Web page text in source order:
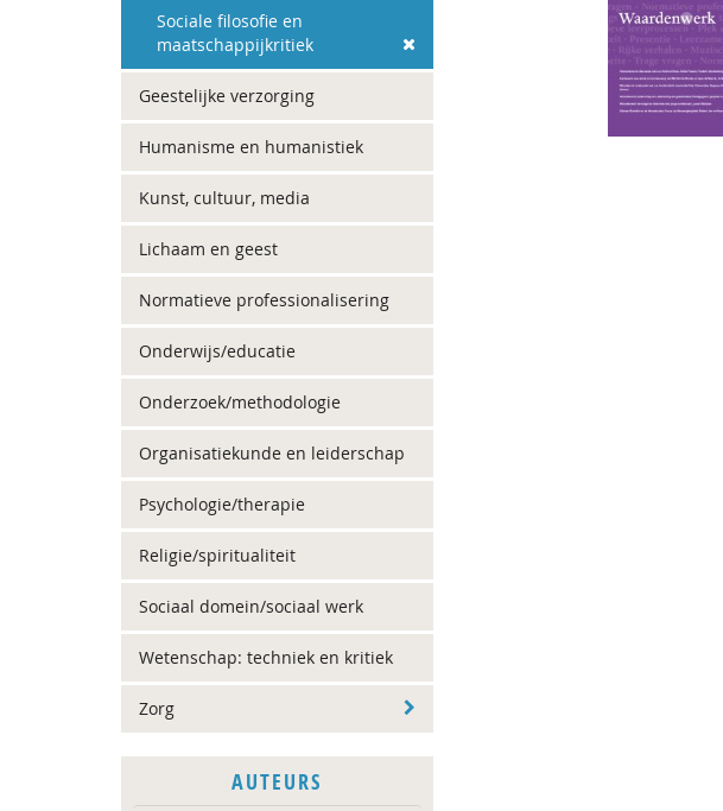
Sociale filosofie en
maatschappijkritiek
Geestelijke verzorging
Humanisme en humanistiek
Kunst, cultuur, media
Lichaam en geest
Normatieve professionalisering
Onderwijs/educatie
Onderzoek/methodologie
Organisatiekunde en leiderschap
Psychologie/therapie
Religie/spiritualiteit
Sociaal domein/sociaal werk
Wetenschap: techniek en kritiek
Zorg
AUTEURS